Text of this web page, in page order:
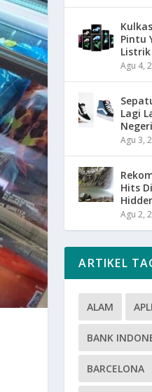
Pintu
Listrik
Agu 4,
Lagi
Negeri
Agu 3,
Hits
Agu 2,
ARTIKEL
ALAM
BANK
BARCELONA